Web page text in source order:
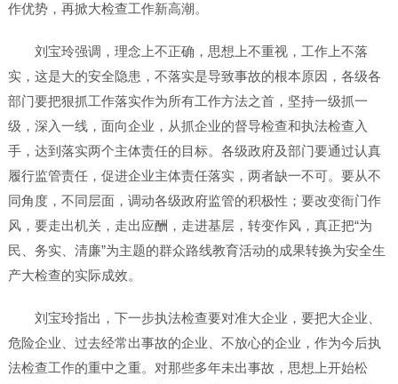
作优势，再掀大检查工作新高潮。
刘宝玲强调，理念上不正确，思想上不重视，工作上不落
实，这是大的安全隐患，不落实是导致事故的根本原因，各级各
部门要把狠抓工作落实作为所有工作方法之首，坚持一级抓一
级，深入一线，面向企业，从抓企业的督导检查和执法检查入
手，达到落实两个主体责任的目标。各级政府及部门要通过认真
履行监管责任，促进企业主体责任落实，两者缺一不可。要从不
同角度，不同层面，调动各级政府监管的积极性；要改变衙门作
风，要走出机关，走出应酬，走进基层，转变作风，真正把“为
民、务实、清廉”为主题的群众路线教育活动的成果转换为安全生
产大检查的实际成效。
刘宝玲指出，下一步执法检查要对准大企业，要把大企业、
危险企业、过去经常出事故的企业、不放心的企业，作为今后执
法检查工作的重中之重。对那些多年未出事故，思想上开始松